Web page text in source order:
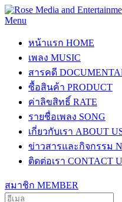
Menu
หน้าแรก HOME
เพลง MUSIC
สารคดี
ซื้อสินค้า PRODUCT
ค่าลิขสิทธิ์ RATE
รายชื่อเพลง SONG
เกี่ยวกับเรา ABOUT
ข่าวสารและกิจกรรม
ติดต่อเรา CONTACT
สมาชิก MEMBER